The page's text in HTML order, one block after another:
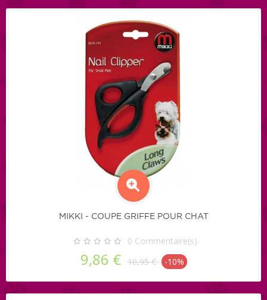
MIKKI - COUPE GRIFFE POUR CHAT
0 Commentaire(s)
9,86 € 10,95 € -10%